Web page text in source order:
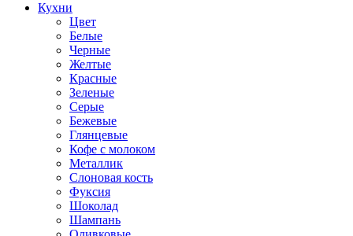
Кухни
Цвет
Белые
Черные
Желтые
Красные
Зеленые
Серые
Бежевые
Глянцевые
Кофе с молоком
Металлик
Слоновая кость
Фуксия
Шоколад
Шампань